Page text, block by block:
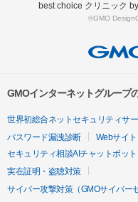
best choice クリニック
©GMO
GMOインターネットグループ
世界初総合ネットセキュリティサ
パスワード漏洩診断
Webサイ
セキュリティ相談AIチャットボット
実在証明・盗聴対策
サイバー攻撃対策（GMOサイバー